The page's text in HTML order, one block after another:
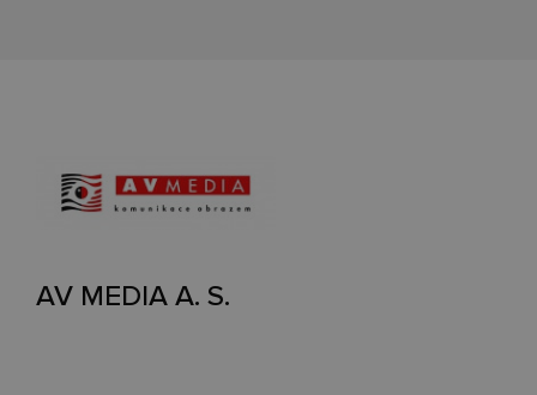
AV MEDIA A. S.